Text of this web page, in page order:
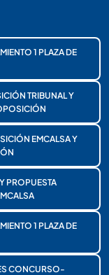
1 PLAZA DE
TRIBUNAL Y
EMCALSA Y
PROPUESTA
1 PLAZA DE
CONCURSO-